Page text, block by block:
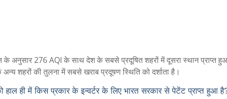
के अनुसार 276 AQI के साथ देश के सबसे प्रदूषित शहरों में दूसरा स्थान प्राप्त
शहरों की तुलना में सबसे खराब प्रदूषण स्थिति को दर्शाता है।
हाल ही में किस प्रकार के इन्वर्टर के लिए भारत सरकार से पेटेंट प्राप्त हुआ